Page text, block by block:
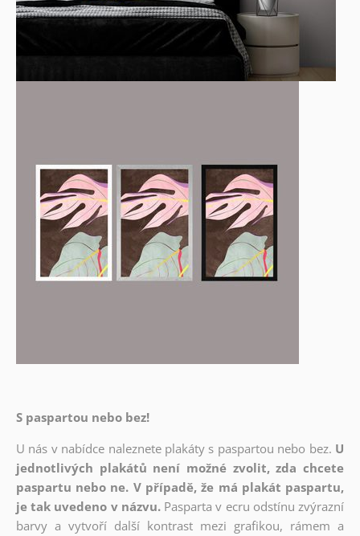
S paspartou nebo bez!
U nás v nabídce naleznete plakáty s paspartou nebo bez. U
jednotlivých plakátů není možné zvolit, zda chcete
paspartu nebo ne. V případě, že má plakát paspartu,
je tak uvedeno v názvu. Pasparta v ecru odstínu zvýrazní
barvy a vytvoří další kontrast mezi grafikou, rámem a